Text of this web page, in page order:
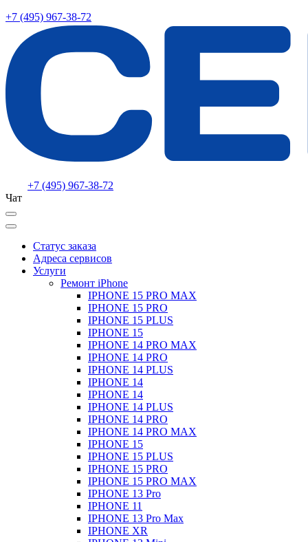
+7 (495) 967-38-72
+7 (495) 967-38-72
Чат
Статус заказа
Адреса сервисов
Услуги
Ремонт iPhone
IPHONE 15 PRO MAX
IPHONE 15 PRO
IPHONE 15 PLUS
IPHONE 15
IPHONE 14 PRO MAX
IPHONE 14 PRO
IPHONE 14 PLUS
IPHONE 14
IPHONE 14
IPHONE 14 PLUS
IPHONE 14 PRO
IPHONE 14 PRO MAX
IPHONE 15
IPHONE 15 PLUS
IPHONE 15 PRO
IPHONE 15 PRO MAX
IPHONE 13 Pro
IPHONE 11
IPHONE 13 Pro Max
IPHONE XR